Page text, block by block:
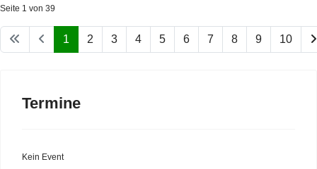
Seite 1 von 39
1 2 3 4 5 6 7 8 9 10
Termine
Kein Event